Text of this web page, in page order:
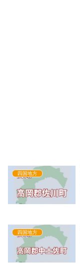
四国地方
四国地方